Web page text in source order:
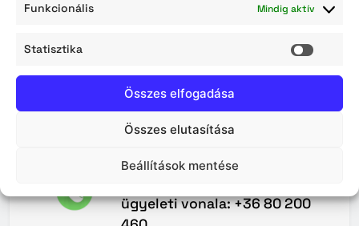
Funkcionális Mindig aktív
Statisztika
Összes elfogadása
Összes elutasítása
Beállítások mentése
MaradjunkKapcsolatban
ügyeleti vonala: +36 80 200